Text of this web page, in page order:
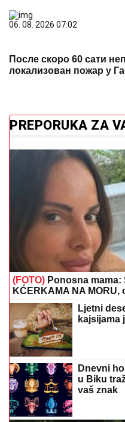
06. 08. 2026 07:02
После скоро 60 сати
локализован пожар у
PREPORUKA ZA
(FOTO) Ponosna mama:
KĆERKAMA NA
Ljetni
kajsijama
Dnevni
u Biku
vaš znak